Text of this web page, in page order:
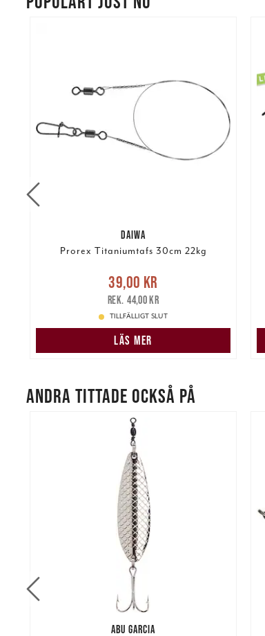
DAIWA
Prorex Titaniumtafs 30cm 22kg
Nuvarande pris :39,00 kr
pris: 44,00 kr
39,00 kr
44,00 kr
TILLFÄLLIGT SLUT
LÄS MER
ANDRA TITTADE OCKSÅ PÅ
ABU GARCIA